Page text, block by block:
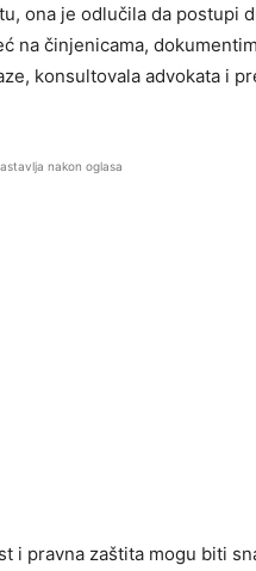
ona je odlučila da postupi
na činjenicama,
konsultovala advokata i
nakon oglasa
i pravna zaštita mogu biti